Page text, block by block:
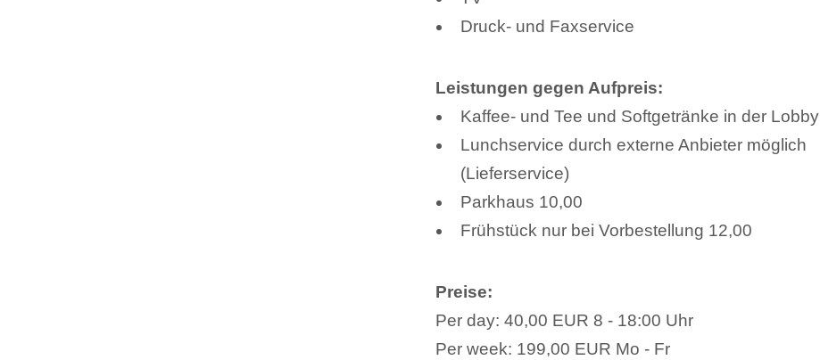
Druck- und Faxservice
Leistungen gegen Aufpreis:
Kaffee- und Tee und Softgetränke in der Lobby
Lunchservice durch externe Anbieter möglich
(Lieferservice)
Parkhaus 10,00
Frühstück nur bei Vorbestellung 12,00
Preise:
Per day: 40,00 EUR 8 - 18:00 Uhr
Per week: 199,00 EUR Mo - Fr